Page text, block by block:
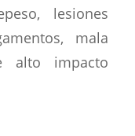
lesiones
mala
alto impacto